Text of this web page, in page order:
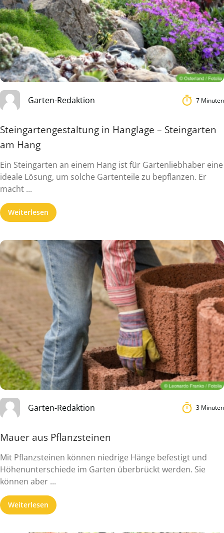
Garten-Redaktion 7 Minuten
Steingartengestaltung in Hanglage – Steingarten
am Hang
Ein Steingarten an einem Hang ist für Gartenliebhaber eine
ideale Lösung, um solche Gartenteile zu bepflanzen. Er
macht ...
Weiterlesen
Garten-Redaktion 3 Minuten
Mauer aus Pflanzsteinen
Mit Pflanzsteinen können niedrige Hänge befestigt und
Höhenunterschiede im Garten überbrückt werden. Sie
können aber ...
Weiterlesen